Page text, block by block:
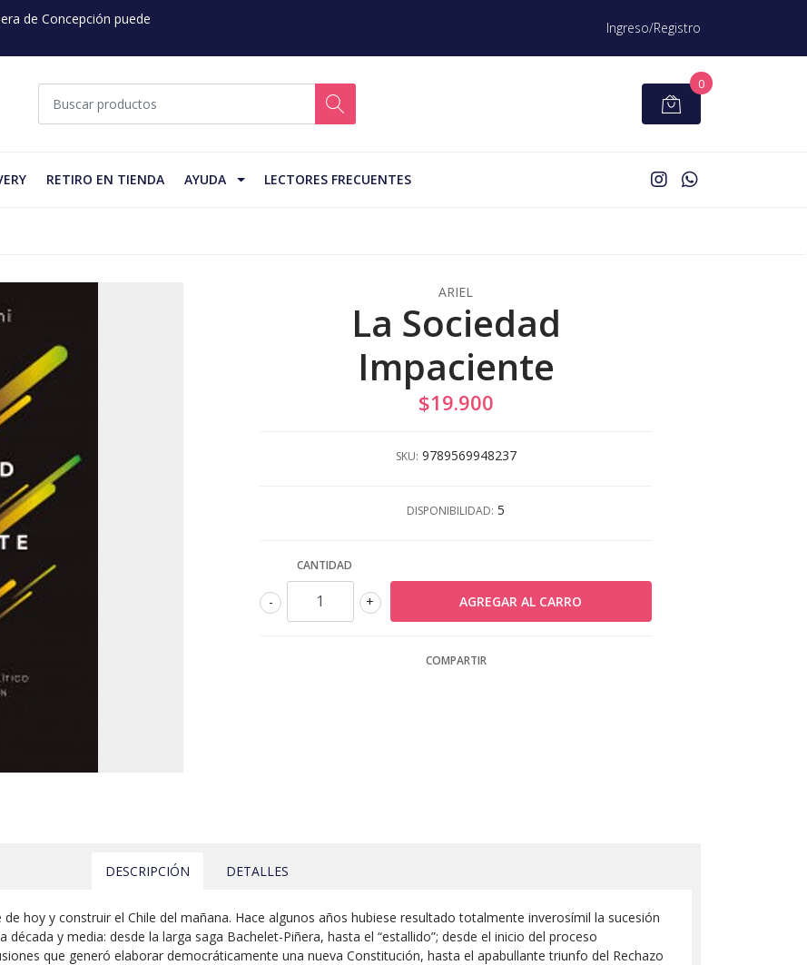
de Concepción puede
Ingreso/Registro
0
RETIRO EN TIENDA AYUDA LECTORES FRECUENTES
ARIEL
La Sociedad
Impaciente
$19.900
SKU: 9789569948237
DISPONIBILIDAD: 5
CANTIDAD
+
-
COMPARTIR
DESCRIPCIÓN DETALLES
hoy y construir el Chile del mañana. Hace algunos años hubiese resultado totalmente inverosímil la sucesión
y media: desde la larga saga Bachelet-Piñera, hasta el “estallido”; desde el inicio del proceso
que generó elaborar democráticamente una nueva Constitución, hasta el apabullante triunfo del Rechazo